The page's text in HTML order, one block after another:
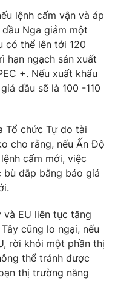
lệnh cấm vận và áp
Nga giảm một
có thể lên tới 120
hạn ngạch sản xuất
+. Nếu xuất khẩu
dầu sẽ là 100 -110
Tổ chức Tự do tài
cho rằng, nếu Ấn Độ
cấm mới, việc
đắp bằng báo giá
và EU liên tục tăng
cũng lo ngại, nếu
rời khỏi một phần thị
thể tránh được
thị trường năng